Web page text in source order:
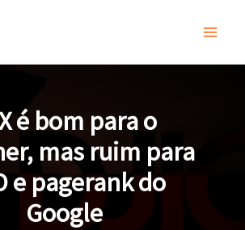
é bom para o
mas ruim para
e pagerank do
Google